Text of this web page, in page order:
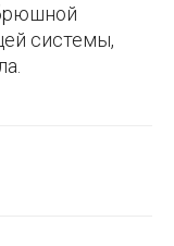
системы,